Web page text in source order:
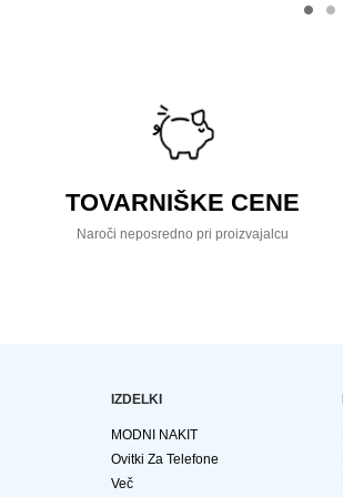
TOVARNIŠKE CENE
Naroči neposredno pri proizvajalcu
IZDELKI
MODNI NAKIT
Ovitki Za Telefone
Več